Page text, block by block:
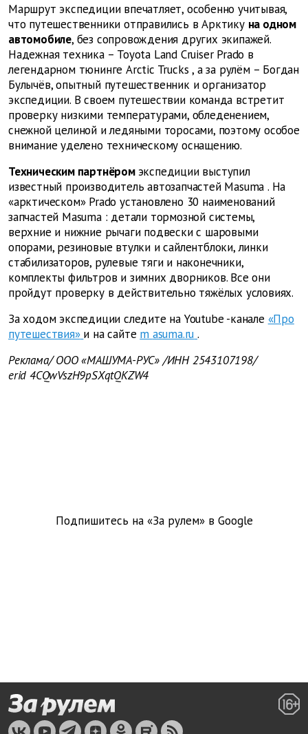
Маршрут экспедиции впечатляет, особенно учитывая,
что путешественники отправились в Арктику на одном
автомобиле, без сопровождения других экипажей.
Надежная техника – Toyota Land Cruiser Prado в
легендарном тюнинге Arctic Trucks , а за рулём – Богдан
Булычёв, опытный путешественник и организатор
экспедиции. В своем путешествии команда встретит
проверку низкими температурами, обледенением,
снежной целиной и ледяными торосами, поэтому особое
внимание уделено техническому оснащению.
Техническим партнёром экспедиции выступил
известный производитель автозапчастей Masuma . На
«арктическом» Prado установлено 30 наименований
запчастей Masuma : детали тормозной системы,
верхние и нижние рычаги подвески с шаровыми
опорами, резиновые втулки и сайлентблоки, линки
стабилизаторов, рулевые тяги и наконечники,
комплекты фильтров и зимних дворников. Все они
пройдут проверку в действительно тяжёлых условиях.
За ходом экспедиции следите на Youtube -канале «Про
путешествия» и на сайте m asuma.ru .
Реклама/ ООО «МАШУМА-РУС» /ИНН 2543107198/
erid 4CQwVszH9pSXqtQKZW4
Подпишитесь на «За рулем» в Google